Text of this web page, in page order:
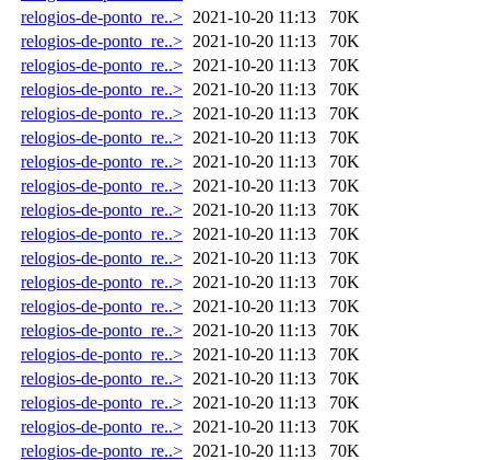
relogios-de-ponto_re..> 2021-10-20 11:13
70K
relogios-de-ponto_re..> 2021-10-20 11:13
70K
relogios-de-ponto_re..> 2021-10-20 11:13
70K
relogios-de-ponto_re..> 2021-10-20 11:13
70K
relogios-de-ponto_re..> 2021-10-20 11:13
70K
relogios-de-ponto_re..> 2021-10-20 11:13
70K
relogios-de-ponto_re..> 2021-10-20 11:13
70K
relogios-de-ponto_re..> 2021-10-20 11:13
70K
relogios-de-ponto_re..> 2021-10-20 11:13
70K
relogios-de-ponto_re..> 2021-10-20 11:13
70K
relogios-de-ponto_re..> 2021-10-20 11:13
70K
relogios-de-ponto_re..> 2021-10-20 11:13
70K
relogios-de-ponto_re..> 2021-10-20 11:13
70K
relogios-de-ponto_re..> 2021-10-20 11:13
70K
relogios-de-ponto_re..> 2021-10-20 11:13
70K
relogios-de-ponto_re..> 2021-10-20 11:13
70K
relogios-de-ponto_re..> 2021-10-20 11:13
70K
relogios-de-ponto_re..> 2021-10-20 11:13
70K
relogios-de-ponto_re..> 2021-10-20 11:13
70K